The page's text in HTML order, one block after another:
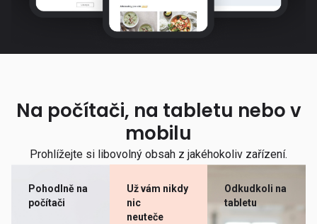
Na počítači, na tabletu nebo v
mobilu
Prohlížejte si libovolný obsah z jakéhokoliv zařízení.
Pohodlně na
počítači
Už vám nikdy
nic
neuteče
Odkudkoli na
tabletu